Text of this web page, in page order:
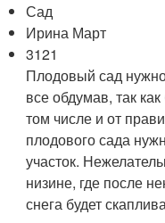
Сад
Ирина Март
3121
Плодовый сад
все обдумав, так
том числе и от
плодового сада
участок.
низине, где после
снега будет